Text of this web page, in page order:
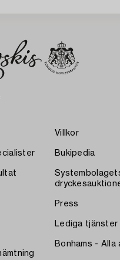
Villkor
Bukipedia
Press
Lediga tjänster
Bonhams - Alla